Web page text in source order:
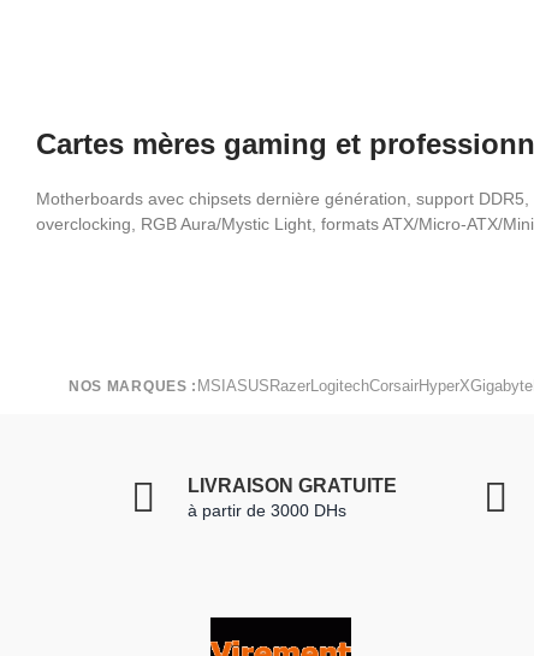
Cartes mères gaming et
Motherboards avec chipsets dernière génération, support
overclocking, RGB Aura/Mystic Light, formats ATX/Micro-ATX/
NOS MARQUES : MSI ASUS RazerLogitechCorsairHyperXGigabyte
LIVRAISON GRATUITE
à partir de 3000 DHs